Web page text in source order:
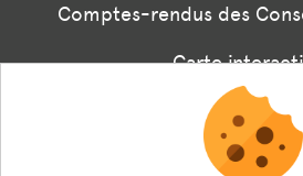
Comptes-rendus des
Carte
Associations
Formulaire